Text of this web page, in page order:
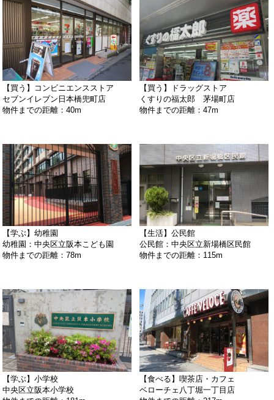
【買う】コンビニエンスストア
セブンイレブン日本橋兜町店
物件までの距離：40m
【買う】ドラッグストア
くすりの福太郎 茅場町店
物件までの距離：47m
【学ぶ】幼稚園
幼稚園：中央区立阪本こども園
物件までの距離：78m
【生活】公民館
公民館：中央区立新場橋区民館
物件までの距離：115m
【学ぶ】小学校
中央区立阪本小学校
【食べる】喫茶店・カフェ
ベローチェ八丁堀一丁目店